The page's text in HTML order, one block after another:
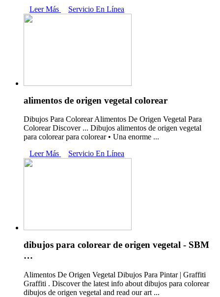
Leer Más
Servicio En Línea
alimentos de origen vegetal colorear
Dibujos Para Colorear Alimentos De Origen Vegetal Para
Colorear Discover ... Dibujos alimentos de origen vegetal
para colorear para colorear • Una enorme ...
Leer Más
Servicio En Línea
dibujos para colorear de origen vegetal - SBM
…
Alimentos De Origen Vegetal Dibujos Para Pintar | Graffiti
Graffiti . Discover the latest info about dibujos para colorear
dibujos de origen vegetal and read our art ...